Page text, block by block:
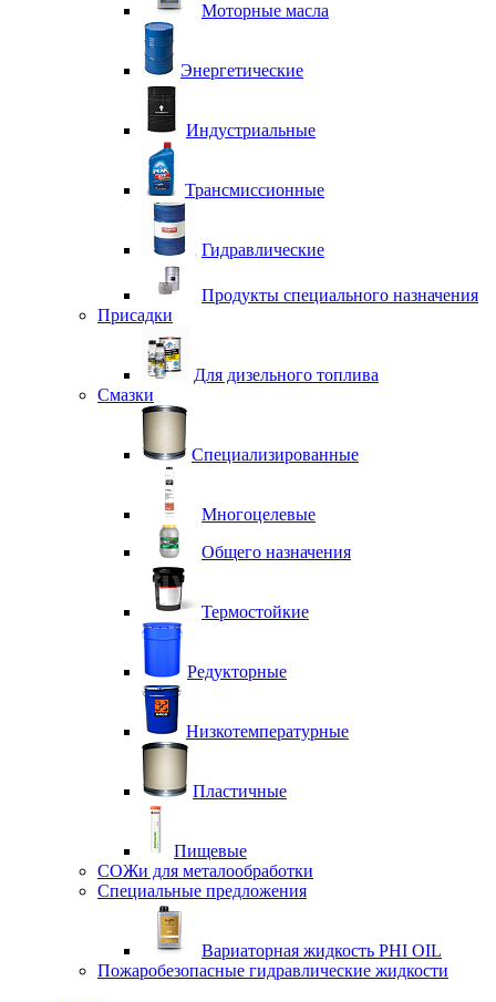
Моторные масла
Энергетические
Индустриальные
Трансмиссионные
Гидравлические
Продукты специального назначения
Присадки
Для дизельного топлива
Смазки
Специализированные
Многоцелевые
Общего назначения
Термостойкие
Редукторные
Низкотемпературные
Пластичные
Пищевые
СОЖи для металообработки
Специальные предложения
Вариаторная жидкость PHI OIL
Пожаробезопасные гидравлические жидкости